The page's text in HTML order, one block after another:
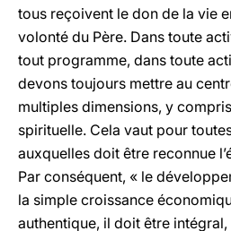
tous reçoivent le don de la vie
volonté du Père. Dans toute
tout programme, dans toute
devons toujours mettre au
multiples dimensions, y
spirituelle. Cela vaut pour
auxquelles doit être reconnue
Par conséquent, « le
la simple croissance
authentique, il doit être intégral,